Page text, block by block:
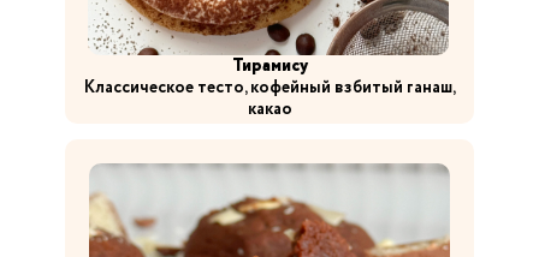
Тирамису
Классическое тесто, кофейный взбитый ганаш,
какао